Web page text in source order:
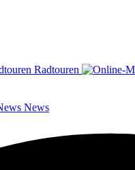
Radtouren
News